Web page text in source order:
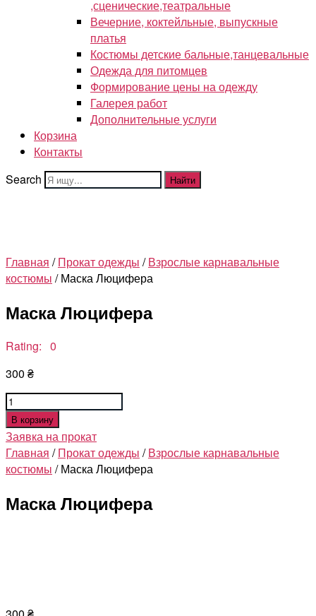
,сценические,театральные
Вечерние, коктейльные, выпускные
платья
Костюмы детские бальные,танцевальные
Одежда для питомцев
Формирование цены на одежду
Галерея работ
Дополнительные услуги
Корзина
Контакты
Search
Найти
Главная /Прокат одежды /Взрослые карнавальные
костюмы / Маска Люцифера
Маска Люцифера
Rating: 0
300 ₴
Количество
товара
Маска
Люцифера
В корзину
Заявка на прокат
Главная /Прокат одежды /Взрослые карнавальные
костюмы / Маска Люцифера
Маска Люцифера